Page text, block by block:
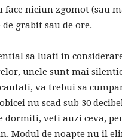
face niciun zgomot (sau
grabit sau de ore.
sa luati in
unele sunt mai
va trebui sa
nu scad sub 30
dormiti, veti auzi ceva,
Modul de noapte nu il